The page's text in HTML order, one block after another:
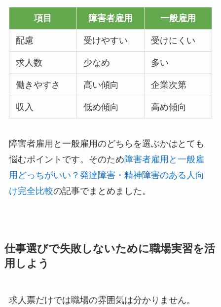
項目 障害者雇用 一般雇用
配慮 受けやすい 受けにくい
求人数 少なめ 多い
働きやすさ 高い傾向 企業次第
収入 低め傾向 高め傾向
障害者雇用と一般雇用のどちらを選ぶかはとても
悩むポイントです。そのため障害者雇用と一般雇
用どっちがいい？発達障害・精神障害のある人向
け完全比較の記事でまとめました。
仕事選びで失敗しないために職場実習を活
用しよう
求人票だけでは職場の雰囲気は分かりません。